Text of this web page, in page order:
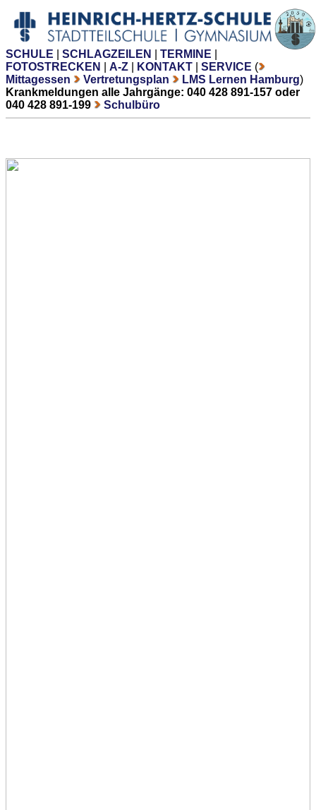
SCHULE SCHLAGZEILEN TERMINE
FOTOSTRECKEN
A-Z KONTAKT SERVICE (
Mittagessen
Vertretungsplan LMS Lernen Hamburg)
Krankmeldungen alle Jahrgänge: 040 428 891-157 oder
040 428 891-199
Schulbüro